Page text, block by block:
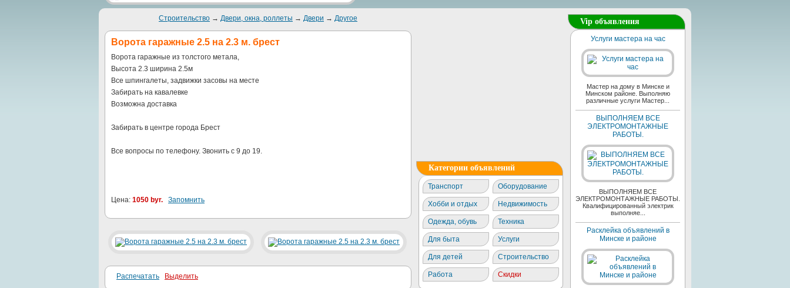
Строительство → Двери, окна, роллеты → Двери → Другое
Ворота гаражные 2.5 на 2.3 м. брест
Ворота гаражные из толстого метала,
Высота 2.3 ширина 2.5м
Все шпингалеты, задвижки засовы на месте
Забирать на кавалевке
Возможна доставка
Забирать в центре города Брест
Все вопросы по телефону. Звонить с 9 до 19.
Цена: 1050 byr. Запомнить
Распечатать Выделить
Категории объявлений
Транспорт Оборудование
Хобби и отдых Недвижимость
Одежда, обувь Техника
Для быта Услуги
Для детей Строительство
Работа Скидки
Vip объявления
Услуги мастера на час
Мастер на дому в Минске и
Минском районе. Выполняю
различные услуги Мастер...
ВЫПОЛНЯЕМ ВСЕ
ЭЛЕКТРОМОНТАЖНЫЕ
РАБОТЫ.
ВЫПОЛНЯЕМ ВСЕ
ЭЛЕКТРОМОНТАЖНЫЕ РАБОТЫ.
Квалифицированный электрик
выполняе...
Расклейка объявлений в
Минске и районе